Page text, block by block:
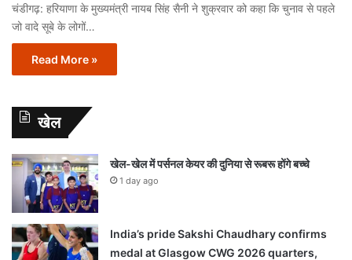
चंडीगढ़: हरियाणा के मुख्यमंत्री नायब सिंह सैनी ने शुक्रवार को कहा कि चुनाव से पहले
जो वादे सूबे के लोगों…
Read More »
खेल
खेल-खेल में पर्सनल केयर की दुनिया से रूबरू होंगे बच्चे
1 day ago
India’s pride Sakshi Chaudhary confirms
medal at Glasgow CWG 2026 quarters,